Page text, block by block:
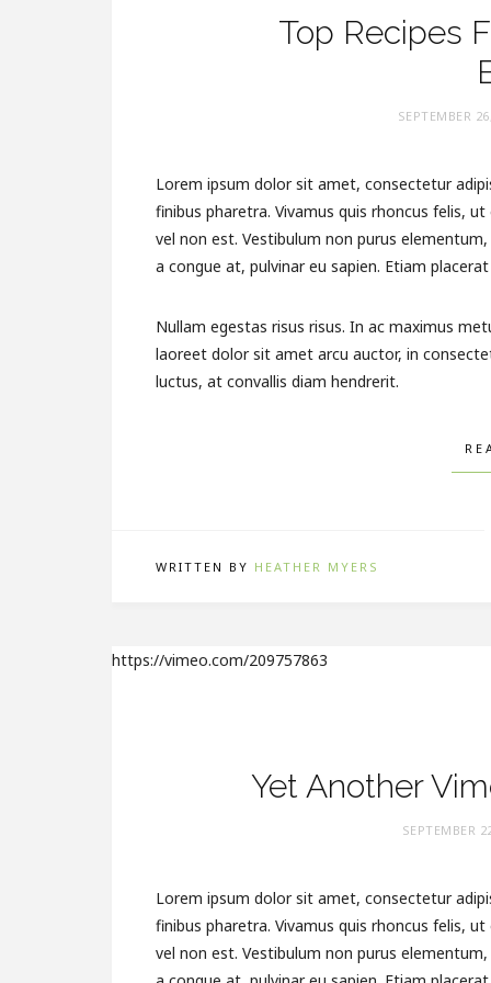
Top Recipes
SEPTEMBER
Lorem ipsum dolor sit amet, consectetur
finibus pharetra. Vivamus quis rhoncus felis,
vel non est. Vestibulum non purus
a congue at, pulvinar eu sapien. Etiam
Nullam egestas risus risus. In ac maximus
laoreet dolor sit amet arcu auctor, in
luctus, at convallis diam hendrerit.
WRITTEN BY HEATHER MYERS
https://vimeo.com/209757863
Yet Another
SEPTEMBER
Lorem ipsum dolor sit amet, consectetur
finibus pharetra. Vivamus quis rhoncus felis,
vel non est. Vestibulum non purus